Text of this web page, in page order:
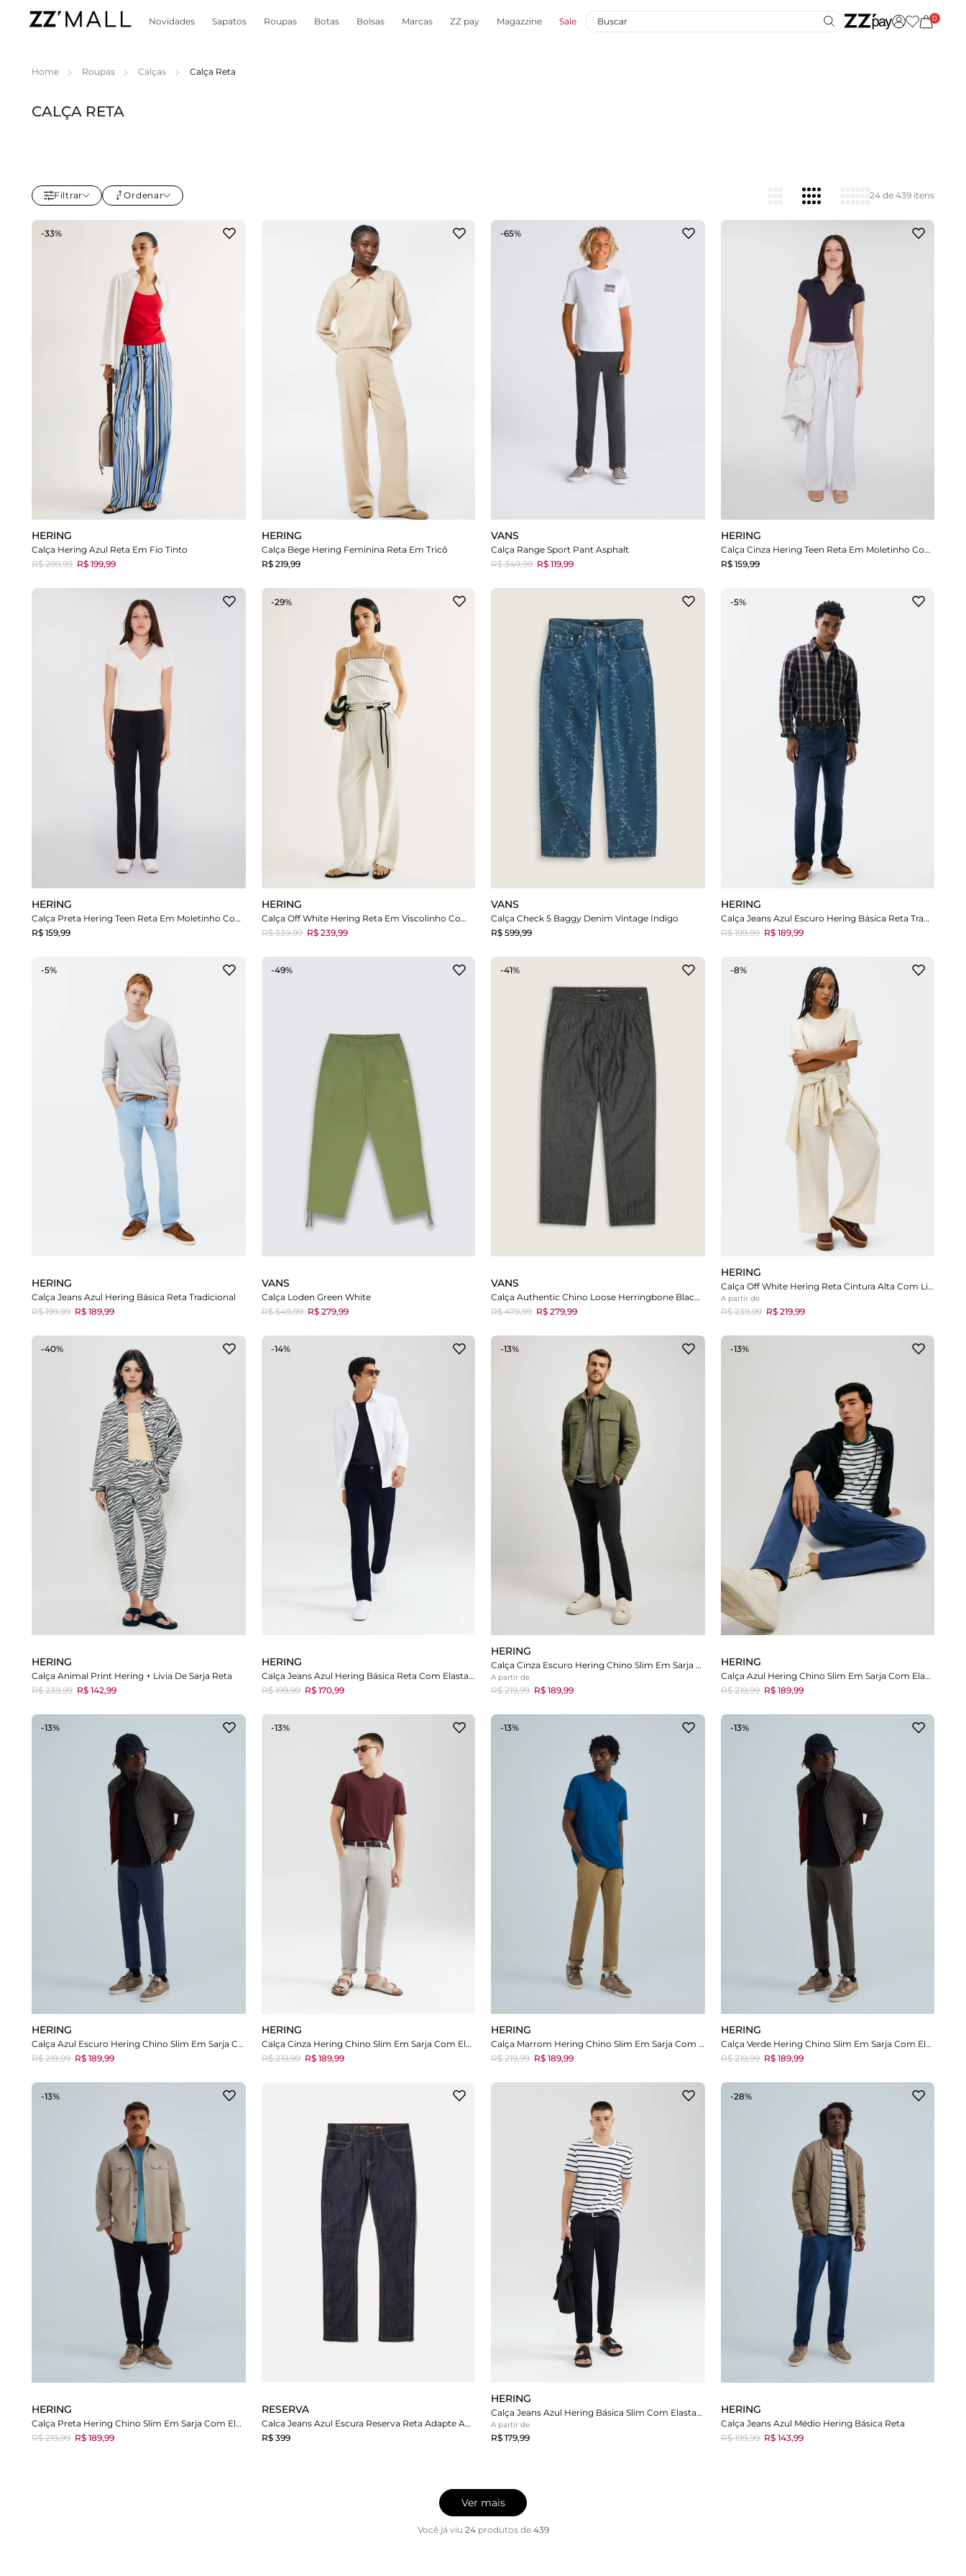
Novidades Sapatos Roupas Botas Bolsas Marcas ZZ pay Magazzine Sale 0
Home Roupas Calças Calça Reta
CALÇA RETA
24 de 439 itens
Filtrar Ordenar
-33%
HERING
Calça Hering Azul Reta Em Fio Tinto
R$ 299,99 R$ 199,99
HERING
Calça Bege Hering Feminina Reta Em Tricô
R$ 219,99
-65%
VANS
Calça Range Sport Pant Asphalt
R$ 349,99 R$ 119,99
HERING
Calça Cinza Hering Teen Reta Em Moletinho Com Elástico Hering Teen
R$ 159,99
HERING
Calça Preta Hering Teen Reta Em Moletinho Com Elástico Hering Teen
R$ 159,99
-29%
HERING
Calça Off White Hering Reta Em Viscolinho Com Cinto
R$ 339,99 R$ 239,99
VANS
Calça Check 5 Baggy Denim Vintage Indigo
R$ 599,99
-5%
HERING
Calça Jeans Azul Escuro Hering Básica Reta Tradicional
R$ 199,99 R$ 189,99
-5%
HERING
Calça Jeans Azul Hering Básica Reta Tradicional
R$ 199,99 R$ 189,99
-49%
VANS
Calça Loden Green White
R$ 549,99 R$ 279,99
-41%
VANS
Calça Authentic Chino Loose Herringbone Black Rinse
R$ 479,99 R$ 279,99
-8%
HERING
Calça Off White Hering Reta Cintura Alta Com Linho
A partir de
R$ 239,99 R$ 219,99
-40%
HERING
Calça Animal Print Hering + Livia De Sarja Reta
R$ 239,99 R$ 142,99
-14%
HERING
Calça Jeans Azul Hering Básica Reta Com Elastano
R$ 199,99 R$ 170,99
-13%
HERING
Calça Cinza Escuro Hering Chino Slim Em Sarja Com Elastano
A partir de
R$ 219,99 R$ 189,99
-13%
HERING
Calça Azul Hering Chino Slim Em Sarja Com Elastano
R$ 219,99 R$ 189,99
-13%
HERING
Calça Azul Escuro Hering Chino Slim Em Sarja Com Elastano
R$ 219,99 R$ 189,99
-13%
HERING
Calça Cinza Hering Chino Slim Em Sarja Com Elastano
R$ 219,99 R$ 189,99
-13%
HERING
Calça Marrom Hering Chino Slim Em Sarja Com Elastano
R$ 219,99 R$ 189,99
-13%
HERING
Calça Verde Hering Chino Slim Em Sarja Com Elastano
R$ 219,99 R$ 189,99
-13%
HERING
Calça Preta Hering Chino Slim Em Sarja Com Elastano
R$ 219,99 R$ 189,99
RESERVA
Calca Jeans Azul Escura Reserva Reta Adapte Amputado
R$ 399
HERING
Calça Jeans Azul Hering Básica Slim Com Elastano
A partir de
R$ 179,99
-28%
HERING
Calça Jeans Azul Médio Hering Básica Reta
R$ 199,99 R$ 143,99
Ver mais
Você já viu 24 produtosde 439